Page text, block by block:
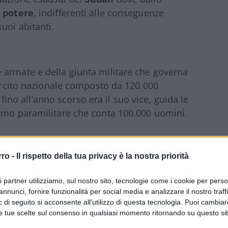
- Il rispetto della tua privacy è la nostra priorità
partner utilizziamo, sul nostro sito, tecnologie come i cookie per
fornire funzionalità per social media e analizzare il nostro
di seguito si acconsente all'utilizzo di questa tecnologia. Puoi
tue scelte sul consenso in qualsiasi momento ritornando su questo
, indifferenti alle conseguenze
abitanti.
armate e della giunta militare che governa
nazionale composto da 120.000
all’anno scorso era il suo vice, guida le
paramilitare che conta 100.000 uomini.
puntati sul Medio Oriente, la loro guerra
almeno 9 milioni di profughi, la maggior
oltre metà della popolazione, bisognose
bibliche. “Dieci mesi di guerra
le loro case, i loro mezzi di